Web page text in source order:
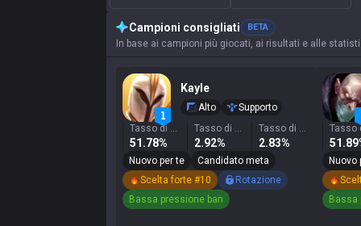
Campioni consigliati BETA
In base ai campioni più giocati, ai risultati e alle
Kayle
Alto
Supporto
Tasso di vittoria
51.78%
Tasso di selezione
2.92%
Tasso di ban
2.83%
Nuovo per te
Candidato meta
Scelta forte #10
Rotazione
Bassa pressione ban
Nuovo
Bassa